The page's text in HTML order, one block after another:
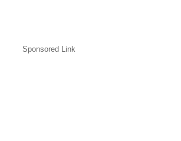
Sponsored Link